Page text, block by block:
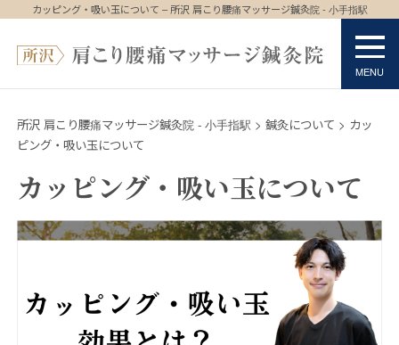
カッピング・吸い玉について – 所沢 肩こり腰痛マッサージ鍼灸院 - 小手指駅
所沢 肩こり腰痛マッサージ鍼灸院 - 小手指駅 > 鍼灸について > カッ
ピング・吸い玉について
カッピング・吸い玉について